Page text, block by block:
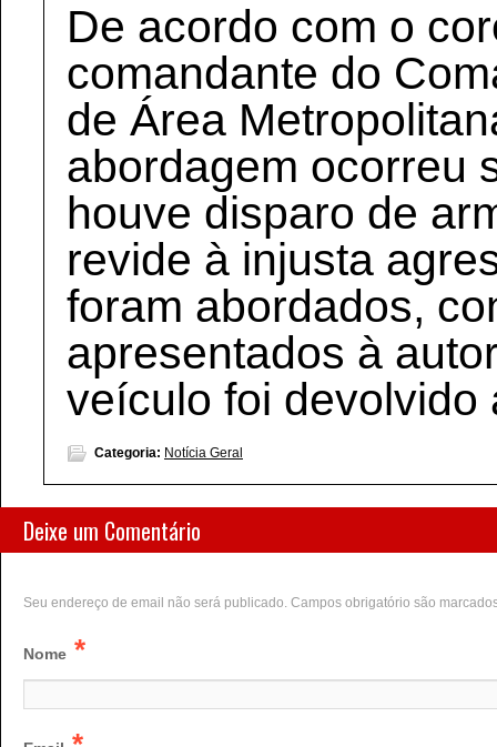
De acordo com o
comandante do
de Área
abordagem ocorreu
houve disparo de
revide à injusta
foram abordados,
apresentados à
veículo foi devolvido
Categoria: Notícia Geral
Deixe um Comentário
Seu endereço de email não será publicado. Campos obrigatório são
Nome *